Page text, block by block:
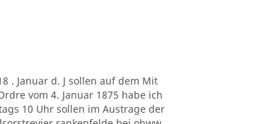
. Januar d. J sollen auf dem Mit
vom 4. Januar 1875 habe ich
10 Uhr sollen im Austrage der